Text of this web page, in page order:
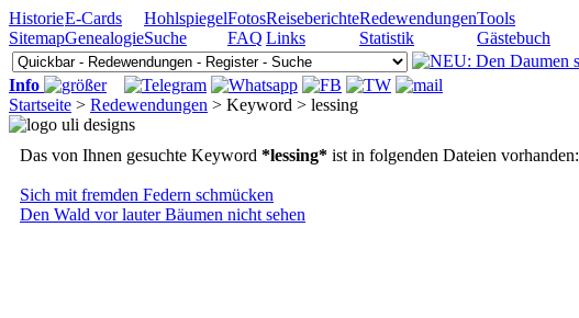
HistorieE-Cards HohlspiegelFotosReiseberichteRedewendungenTools
SitemapGenealogieSuche FAQ Links Statistik Gästebuch
Info
Startseite > Redewendungen > Keyword > lessing
Das von Ihnen gesuchte Keyword *lessing* ist in folgenden Dateien vorhanden:
Sich mit fremden Federn schmücken
Den Wald vor lauter Bäumen nicht sehen